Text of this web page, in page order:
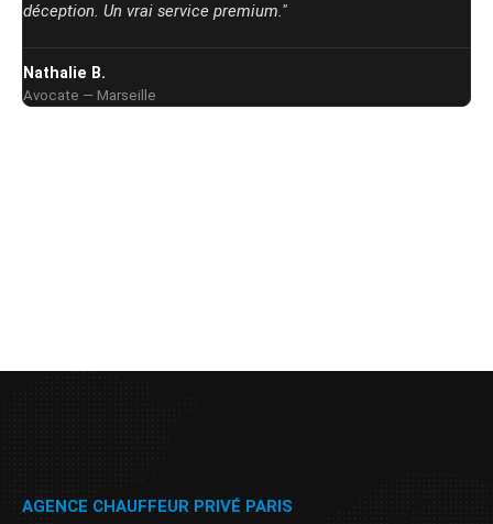
déception. Un vrai service premium."
Nathalie B.
Avocate — Marseille
AGENCE CHAUFFEUR PRIVÉ PARIS